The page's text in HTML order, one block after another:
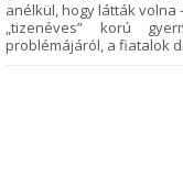
anélkül, hogy látták
„tizenéves” korú
problémájáról, a fiatalok